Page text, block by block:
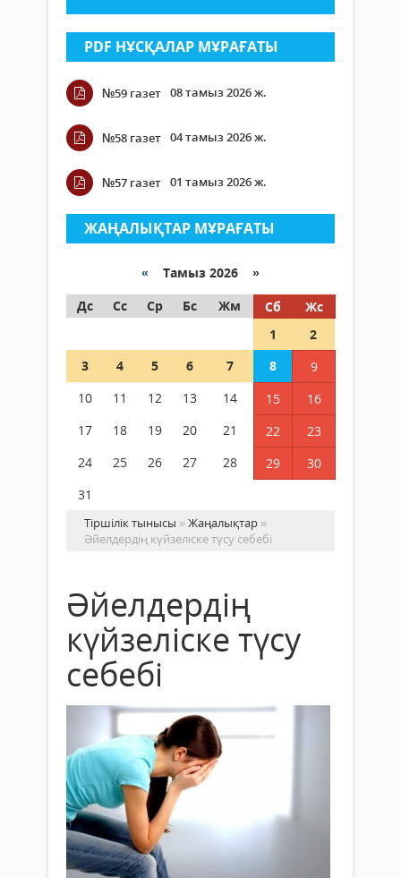
PDF НҰСҚАЛАР МҰРАҒАТЫ
№59 газет 08 тамыз 2026 ж.
№58 газет 04 тамыз 2026 ж.
№57 газет 01 тамыз 2026 ж.
ЖАҢАЛЫҚТАР МҰРАҒАТЫ
« Тамыз 2026 »
Дс
Сс Ср Бс Жм Сб
Жс
1
2
3
4 5 6 7 8
9
10
11 12 13 14 15
16
17
18 19 20 21 22
23
24
25 26 27 28 29
30
31
Тіршілік тынысы »Жаңалықтар »
Әйелдердің күйзеліске түсу себебі
Әйелдердің
күйзеліске түсу
себебі